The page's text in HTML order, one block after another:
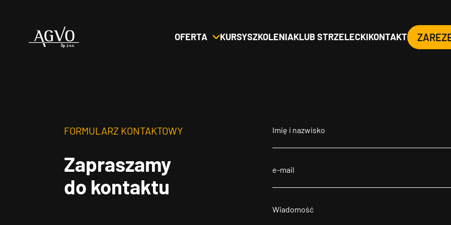
Header
OFERTA KURSYSZKOLENIAKLUB STRZELECKIKONTAKT
FORMULARZ KONTAKTOWY
Zapraszamy
do kontaktu